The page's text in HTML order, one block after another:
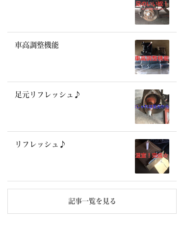
車高調整機能
足元リフレッシュ♪
リフレッシュ♪
記事一覧を見る